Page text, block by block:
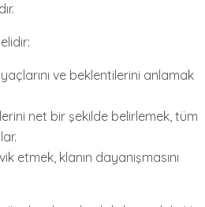
ve beklentilerini anlamak
net bir şekilde belirlemek, tüm
etmek, klanın dayanışmasını